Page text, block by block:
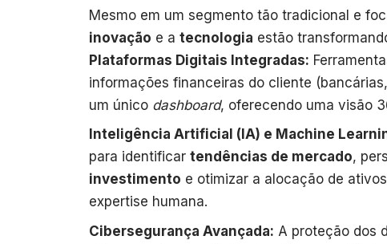
Mesmo em um segmento tão tradicional e
inovação e a tecnologia estão
Plataformas Digitais Integradas:
informações financeiras do cliente
um único dashboard, oferecendo uma visão
Inteligência Artificial (IA) e Machine
para identificar tendências de mercado,
investimento e otimizar a alocação de
expertise humana.
Cibersegurança Avançada: A proteção dos